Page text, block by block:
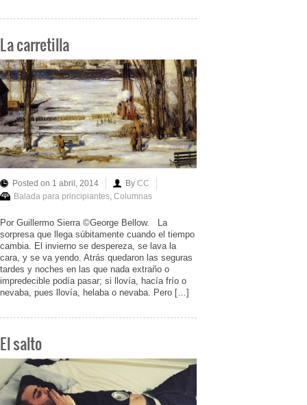
La carretilla
Posted on 1 abril, 2014 By CC
Balada para principiantes, Columnas
Por Guillermo Sierra ©George Bellow. La
sorpresa que llega súbitamente cuando el tiempo
cambia. El invierno se despereza, se lava la
cara, y se va yendo. Atrás quedaron las seguras
tardes y noches en las que nada extraño o
impredecible podía pasar; si llovía, hacía frío o
nevaba, pues llovía, helaba o nevaba. Pero […]
El salto